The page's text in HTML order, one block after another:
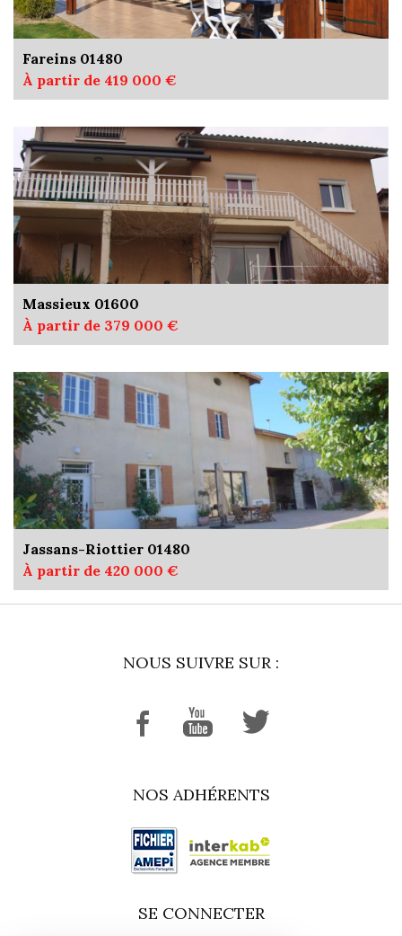
Fareins 01480
À partir de 419 000 €
Massieux 01600
À partir de 379 000 €
Jassans-Riottier 01480
À partir de 420 000 €
NOUS SUIVRE SUR :
NOS ADHÉRENTS
SE CONNECTER